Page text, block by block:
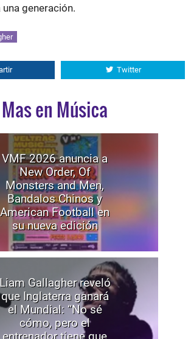
generación.
Twitter
Mas en Música
VMF 2026 anuncia a
New Order, Of
Monsters and Men,
Bandalos Chinos y
American Football en
su nueva edición
Liam Gallagher reveló
que Inglaterra ganará
el Mundial: “No sé
cómo, pero el